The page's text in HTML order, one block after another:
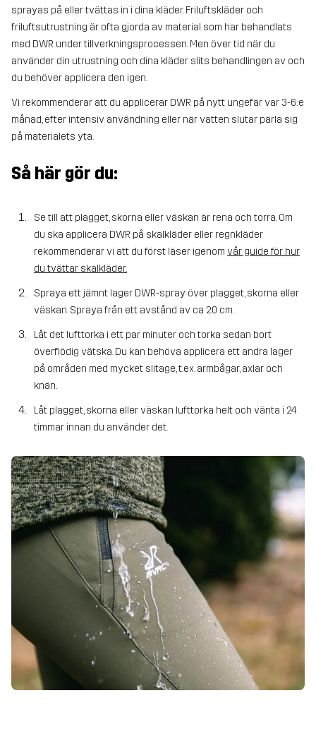
sprayas på eller tvättas in i dina kläder. Friluftskläder och
friluftsutrustning är ofta gjorda av material som har behandlats
med DWR under tillverkningsprocessen. Men över tid när du
använder din utrustning och dina kläder slits behandlingen av och
du behöver applicera den igen.
Vi rekommenderar att du applicerar DWR på nytt ungefär var 3-6:e
månad, efter intensiv användning eller när vatten slutar pärla sig
på materialets yta.
Så här gör du:
Se till att plagget, skorna eller väskan är rena och torra. Om
du ska applicera DWR på skalkläder eller regnkläder
rekommenderar vi att du först läser igenom vår guide för hur
du tvättar skalkläder.
Spraya ett jämnt lager DWR-spray över plagget, skorna eller
väskan. Spraya från ett avstånd av ca 20 cm.
Låt det lufttorka i ett par minuter och torka sedan bort
överflödig vätska. Du kan behöva applicera ett andra lager
på områden med mycket slitage, t.ex. armbågar, axlar och
knän.
Låt plagget, skorna eller väskan lufttorka helt och vänta i 24
timmar innan du använder det.